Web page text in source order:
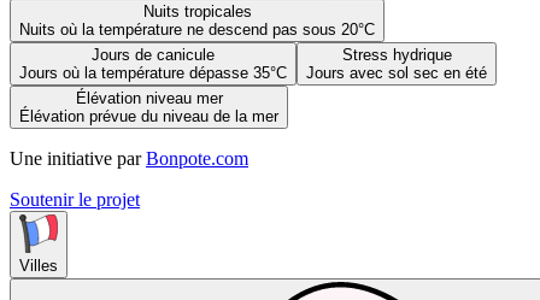
Nuits tropicales
Nuits où la température ne descend pas sous 20°C
Jours de canicule
Jours où la température dépasse 35°C
Stress hydrique
Jours avec sol sec en été
Élévation niveau mer
Élévation prévue du niveau de la mer
Une initiative par Bonpote.com
Soutenir le projet
Villes